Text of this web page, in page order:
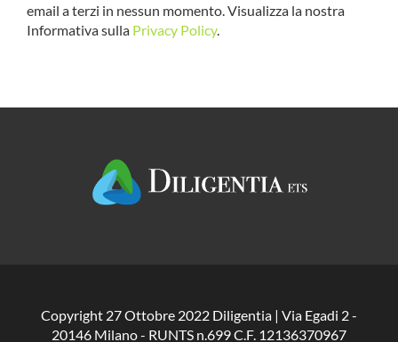
email a terzi in nessun momento. Visualizza la nostra
Informativa sulla Privacy Policy.
Copyright 27 Ottobre 2022 Diligentia | Via Egadi 2 -
20146 Milano - RUNTS n.699 C.F. 12136370967